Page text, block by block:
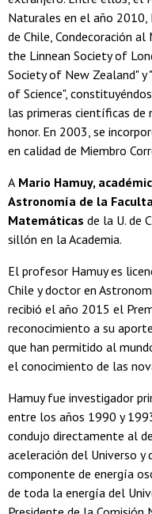
Naturales en el año 2010,
de Chile, Condecoración
the Linnean Society of
Society of New Zealand" y
of Science",
las primeras científicas
honor. En 2003, se
en calidad de Miembro
A Mario Hamuy,
Astronomía de la
Matemáticas de la U. de
sillón en la Academia.
El profesor Hamuy es
Chile y doctor en
recibió el año 2015 el
reconocimiento a su
que han permitido al
el conocimiento de las
Hamuy fue investigador
entre los años 1990 y
condujo directamente al
aceleración del Universo y
componente de energía
de toda la energía del